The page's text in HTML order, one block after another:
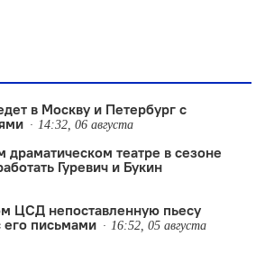
в Москву и Петербург с
14:32, 06 августа
драматическом театре в сезоне
Гуревич и Букин
ЦСД непоставленную пьесу
его письмами
16:52, 05 августа